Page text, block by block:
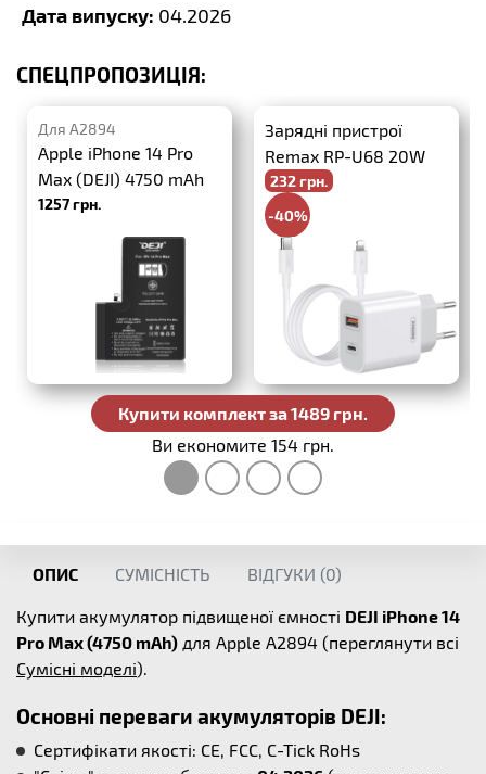
Дата випуску: 04.2026
СПЕЦПРОПОЗИЦІЯ:
Для A2894
Apple iPhone 14 Pro
Max (DEJI) 4750 mAh
1257 грн.
Зарядні пристрої
Remax RP-U68 20W
PD+QC3.0 + USB-C-
Lightning
232 грн.
-40%
386 грн.
Купити комплект за 1489 грн.
Ви економите 154 грн.
ОПИС СУМІСНІСТЬ ВІДГУКИ (0)
Купити акумулятор підвищеної ємності DEJI iPhone 14
Pro Max (4750 mAh) для Apple A2894 (переглянути всі
Сумісні моделі).
Основні переваги акумуляторів DEJI:
Сертифікати якості: CE, FCC, C-Tick RoHs